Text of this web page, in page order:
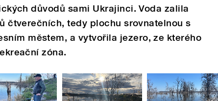
důvodů sami Ukrajinci. Voda zalila
čtverečních, tedy plochu srovnatelnou s
městem, a vytvořila jezero, ze kterého
zóna.